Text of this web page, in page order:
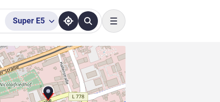
Super E5
Toggle navigation